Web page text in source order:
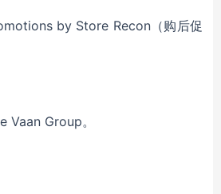
by Store Recon（购后促
Group。